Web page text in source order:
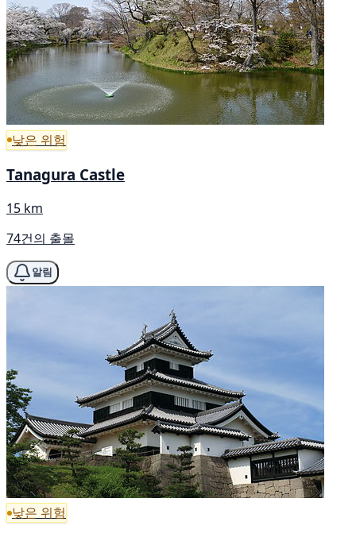
낮은 위험
Tanagura Castle
15 km
74건의 출몰
알림
낮은 위험